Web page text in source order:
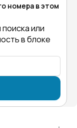
номера в этом
или
в блоке